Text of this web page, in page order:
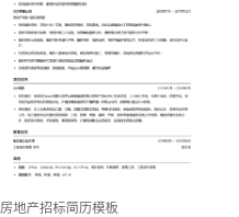
房地产招标简历模板